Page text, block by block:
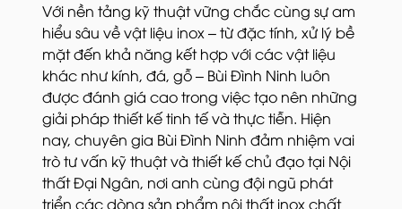
Với nền tảng kỹ thuật vững chắc cùng sự am
hiểu sâu về vật liệu inox – từ đặc tính, xử lý bề
mặt đến khả năng kết hợp với các vật liệu
khác như kính, đá, gỗ – Bùi Đình Ninh luôn
được đánh giá cao trong việc tạo nên những
giải pháp thiết kế tinh tế và thực tiễn. Hiện
nay, chuyên gia Bùi Đình Ninh đảm nhiệm vai
trò tư vấn kỹ thuật và thiết kế chủ đạo tại Nội
thất Đại Ngân, nơi anh cùng đội ngũ phát
triển các dòng sản phẩm nội thất inox chất